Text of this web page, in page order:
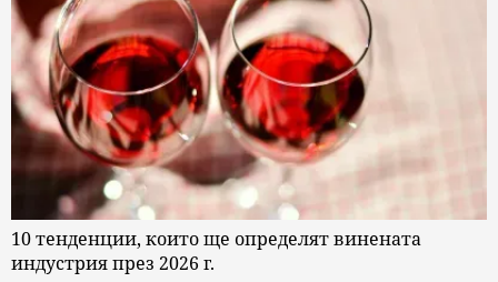
10 тенденции, които ще определят винената
индустрия през 2026 г.